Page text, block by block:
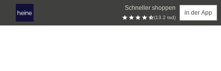
Schneller shoppen
(13.2 tsd)
in der App